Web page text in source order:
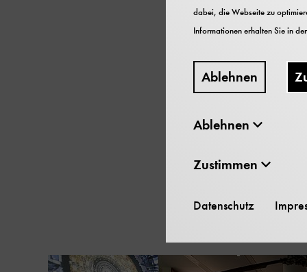
Für das Catering
Räumlichkeiten im
Für das Catering
dabei, die Webseite zu
Informationen erhalten Sie in der
Ablehnen
Ablehnen
Zustimmen
Datenschutz